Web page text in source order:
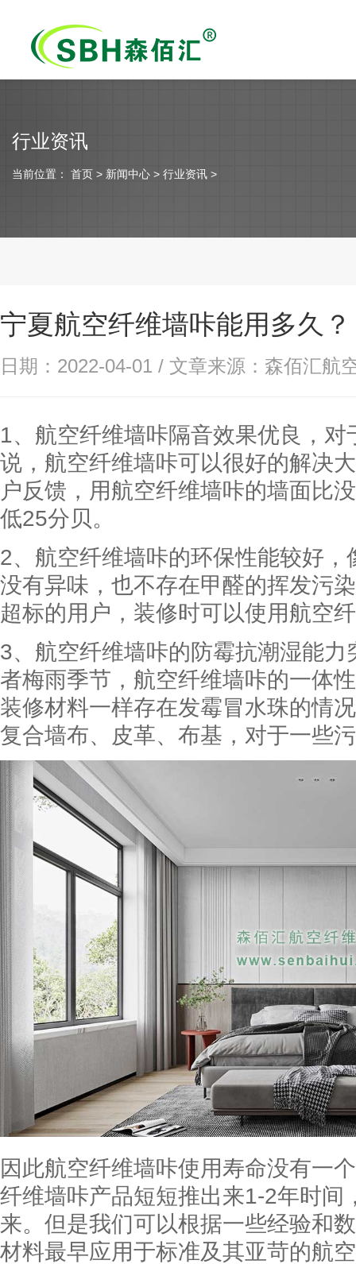
行业资讯
当前位置： 首页 > 新闻中心 > 行业资讯 >
宁夏航空纤维墙咔能用多久？
日期：2022-04-01 / 文章来源： 森佰汇航
1、 航空纤维墙咔隔音效果优良，
说，航空纤维墙咔可以很好的解决
户反馈，用航空纤维墙咔的墙面比
低25分贝。
2、航空纤维墙咔的环保性能较好
没有异味，也不存在甲醛的挥发污
超标的用户，装修时可以使用航空
3、航空纤维墙咔的防霉抗潮湿能
者梅雨季节，航空纤维墙咔的一体
装修材料一样存在发霉冒水珠的情
复合墙布、皮革、布基，对于一些
因此航空纤维墙咔使用寿命没有一
纤维墙咔产品短短推出来1-2年时间
来。但是我们可以根据一些经验和
材料最早应用于标准及其亚苛的航